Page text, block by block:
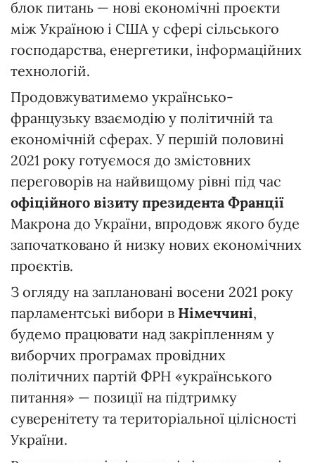
блок питань — нові економічні проєкти
між Україною і США у сфері сільського
господарства, енергетики, інформаційних
технологій.
Продовжуватимемо українсько-
французьку взаємодію у політичній та
економічній сферах. У першій половині
2021 року готуємося до змістовних
переговорів на найвищому рівні під час
офіційного візиту президента Франції
Макрона до України, впродовж якого буде
започатковано й низку нових економічних
проєктів.
З огляду на заплановані восени 2021 року
парламентські вибори в Німеччині,
будемо працювати над закріпленням у
виборчих програмах провідних
політичних партій ФРН «українського
питання» — позиції на підтримку
суверенітету та територіальної цілісності
України.